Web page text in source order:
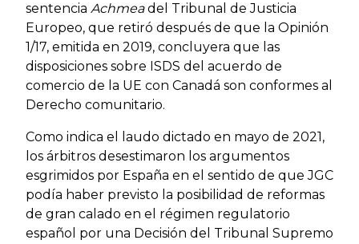
sentencia Achmeadel Tribunal de Justicia
Europeo, que retiró después de que la Opinión
1/17, emitida en 2019, concluyera que las
disposiciones sobre ISDS del acuerdo de
comercio de la UE con Canadá son conformes al
Derecho comunitario.
Como indica el laudo dictado en mayo de 2021,
los árbitros desestimaron los argumentos
esgrimidos por España en el sentido de que JGC
podía haber previsto la posibilidad de reformas
de gran calado en el régimen regulatorio
español por una Decisión del Tribunal Supremo